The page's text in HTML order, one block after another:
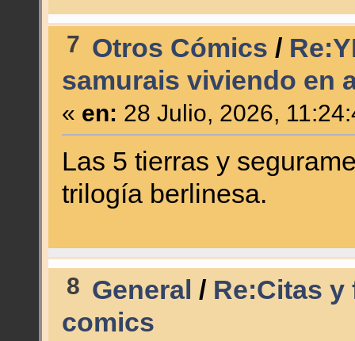
7 Otros Cómics /
samurais viviendo en
« en: 28 Julio, 2026,
Las 5 tierras y
trilogía berlinesa.
8 General / Re:Citas y
comics